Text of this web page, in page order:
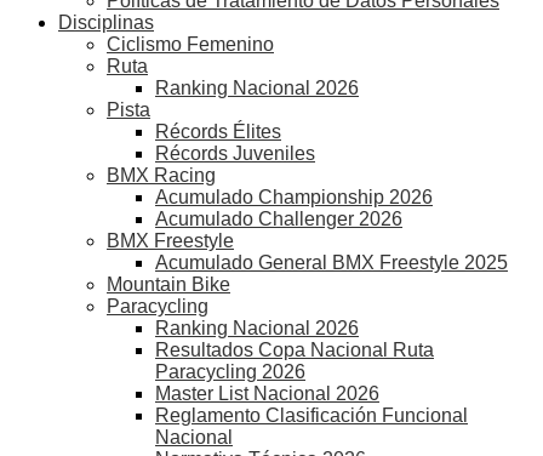
Disciplinas
Ciclismo Femenino
Ruta
Ranking Nacional 2026
Pista
Récords Élites
Récords Juveniles
BMX Racing
Acumulado Championship 2026
Acumulado Challenger 2026
BMX Freestyle
Acumulado General BMX Freestyle 2025
Mountain Bike
Paracycling
Ranking Nacional 2026
Resultados Copa Nacional Ruta
Paracycling 2026
Master List Nacional 2026
Reglamento Clasificación Funcional
Nacional